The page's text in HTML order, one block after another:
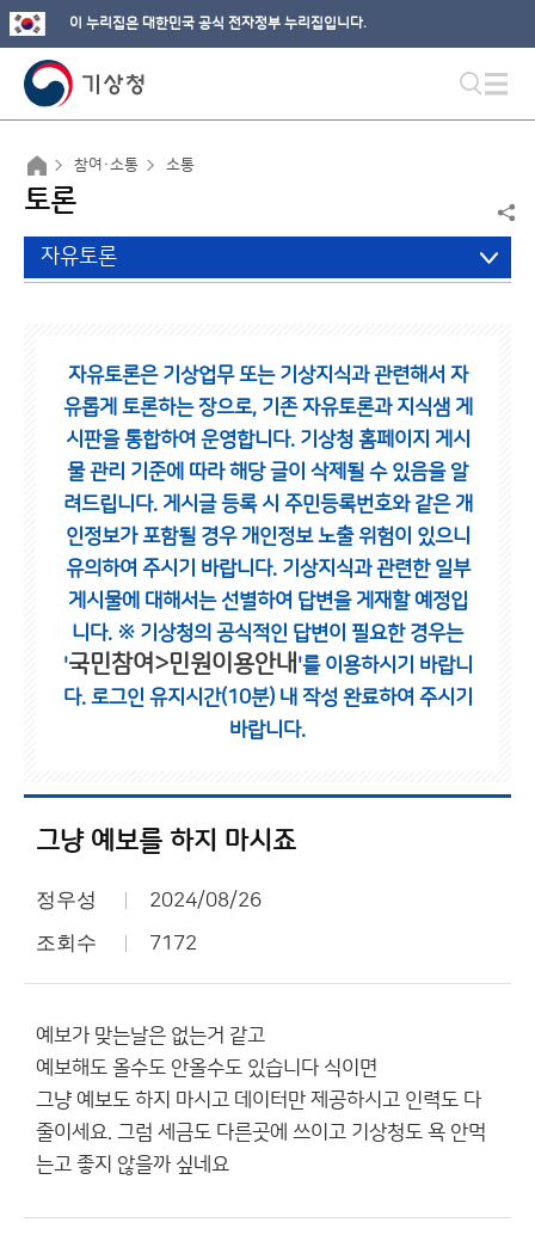
이 누리집은 대한민국 공식 전자정부 누리집입니다.
참여·소통 소통
토론
자유토론
자유토론은 기상업무 또는 기상지식과 관련해서 자
유롭게 토론하는 장으로, 기존 자유토론과 지식샘 게
시판을 통합하여 운영합니다. 기상청 홈페이지 게시
물 관리 기준에 따라 해당 글이 삭제될 수 있음을 알
려드립니다. 게시글 등록 시 주민등록번호와 같은 개
인정보가 포함될 경우 개인정보 노출 위험이 있으니
유의하여 주시기 바랍니다. 기상지식과 관련한 일부
게시물에 대해서는 선별하여 답변을 게재할 예정입
니다. ※ 기상청의 공식적인 답변이 필요한 경우는
'국민참여>민원이용안내 '를 이용하시기 바랍니
다. 로그인 유지시간(10분) 내 작성 완료하여 주시기
바랍니다.
그냥 예보를 하지 마시죠
정우성 2024/08/26
조회수 7172
예보가 맞는날은 없는거 같고
예보해도 올수도 안올수도 있습니다 식이면
그냥 예보도 하지 마시고 데이터만 제공하시고 인력도 다
줄이세요. 그럼 세금도 다른곳에 쓰이고 기상청도 욕 안먹
는고 좋지 않을까 싶네요